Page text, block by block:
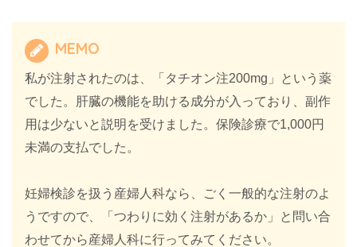
MEMO
私が注射されたのは、「タチオン注200mg」という薬
でした。肝臓の機能を助ける成分が入っており、副作
用は少ないと説明を受けました。保険診療で1,000円
未満の支払でした。
妊婦検診を扱う産婦人科なら、ごく一般的な注射のよ
うですので、「つわりに効く注射があるか」と問い合
わせてから産婦人科に行ってみてください。